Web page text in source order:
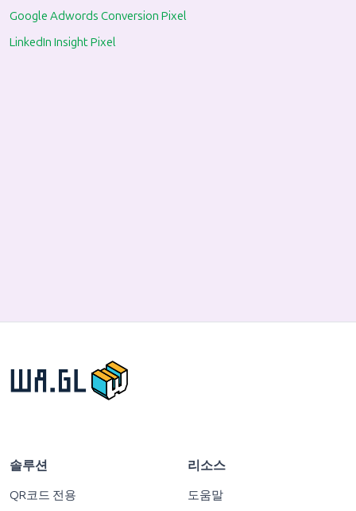
Google Adwords Conversion Pixel
LinkedIn Insight Pixel
솔루션
QR코드 전용
리소스
도움말